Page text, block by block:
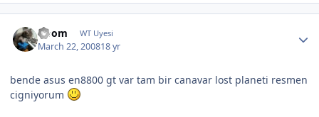
Doom WT Uyesi
March 22, 200818 yr
bende asus en8800 gt var tam bir canavar lost planeti resmen
cigniyorum